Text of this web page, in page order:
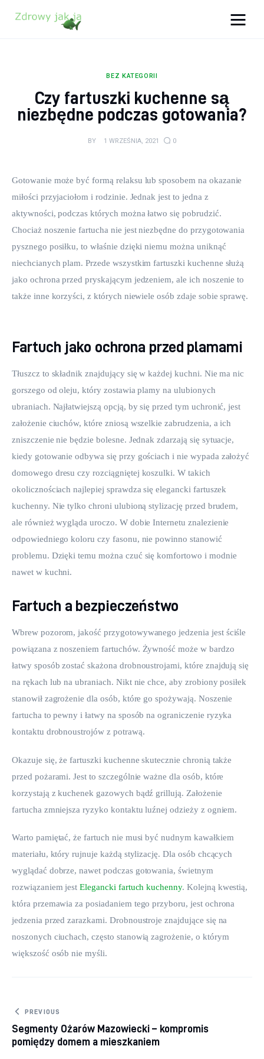
Zdrowy jak ja
Uroda
Lifestyle
BEZ KATEGORII
Czy fartuszki kuchenne są
niezbędne podczas gotowania?
BY 1 WRZEŚNIA, 2021 0
Gotowanie może być formą relaksu lub sposobem na okazanie
miłości przyjaciołom i rodzinie. Jednak jest to jedna z
aktywności, podczas których można łatwo się pobrudzić.
Chociaż noszenie fartucha nie jest niezbędne do przygotowania
pysznego posiłku, to właśnie dzięki niemu można uniknąć
niechcianych plam. Przede wszystkim fartuszki kuchenne służą
jako ochrona przed pryskającym jedzeniem, ale ich noszenie to
także inne korzyści, z których niewiele osób zdaje sobie sprawę.
Fartuch jako ochrona przed plamami
Tłuszcz to składnik znajdujący się w każdej kuchni. Nie ma nic
gorszego od oleju, który zostawia plamy na ulubionych
ubraniach. Najłatwiejszą opcją, by się przed tym uchronić, jest
założenie ciuchów, które zniosą wszelkie zabrudzenia, a ich
zniszczenie nie będzie bolesne. Jednak zdarzają się sytuacje,
kiedy gotowanie odbywa się przy gościach i nie wypada założyć
domowego dresu czy rozciągniętej koszulki. W takich
okolicznościach najlepiej sprawdza się elegancki fartuszek
kuchenny. Nie tylko chroni ulubioną stylizację przed brudem,
ale również wygląda uroczo. W dobie Internetu znalezienie
odpowiedniego koloru czy fasonu, nie powinno stanowić
problemu. Dzięki temu można czuć się komfortowo i modnie
nawet w kuchni.
Fartuch a bezpieczeństwo
Wbrew pozorom, jakość przygotowywanego jedzenia jest ściśle
powiązana z noszeniem fartuchów. Żywność może w bardzo
łatwy sposób zostać skażona drobnoustrojami, które znajdują się
na rękach lub na ubraniach. Nikt nie chce, aby zrobiony posiłek
stanowił zagrożenie dla osób, które go spożywają. Noszenie
fartucha to pewny i łatwy na sposób na ograniczenie ryzyka
kontaktu drobnoustrojów z potrawą.
Okazuje się, że fartuszki kuchenne skutecznie chronią także
przed pożarami. Jest to szczególnie ważne dla osób, które
korzystają z kuchenek gazowych bądź grillują. Założenie
fartucha zmniejsza ryzyko kontaktu luźnej odzieży z ogniem.
Warto pamiętać, że fartuch nie musi być nudnym kawałkiem
materiału, który rujnuje każdą stylizację. Dla osób chcących
wyglądać dobrze, nawet podczas gotowania, świetnym
rozwiązaniem jest Elegancki fartuch kuchenny. Kolejną kwestią,
która przemawia za posiadaniem tego przyboru, jest ochrona
jedzenia przed zarazkami. Drobnoustroje znajdujące się na
noszonych ciuchach, często stanowią zagrożenie, o którym
większość osób nie myśli.
Nawigacja wpisu
PREVIOUS
Segmenty Ożarów Mazowiecki – kompromis
pomiędzy domem a mieszkaniem